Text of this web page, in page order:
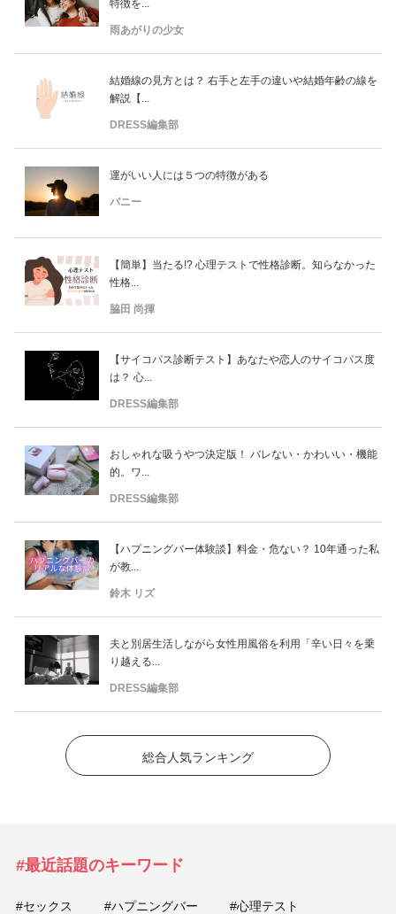
特徴を...
雨あがりの少女
結婚線の見方とは？ 右手と左手の違いや結婚年齢の線を
解説【...
DRESS編集部
運がいい人には５つの特徴がある
バニー
【簡単】当たる!? 心理テストで性格診断。知らなかった
性格...
脇田 尚揮
【サイコパス診断テスト】あなたや恋人のサイコパス度
は？ 心...
DRESS編集部
おしゃれな吸うやつ決定版！ バレない・かわいい・機能
的。ワ...
DRESS編集部
【ハプニングバー体験談】料金・危ない？ 10年通った私
が教...
鈴木 リズ
夫と別居生活しながら女性用風俗を利用「辛い日々を乗
り越える...
DRESS編集部
総合人気ランキング
#最近話題のキーワード
#セックス #ハプニングバー #心理テスト